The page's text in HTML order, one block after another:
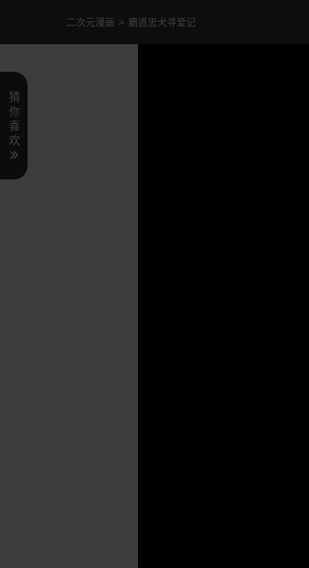
二次元漫画 > 霸道忠犬寻爱记
猜
你
喜
欢